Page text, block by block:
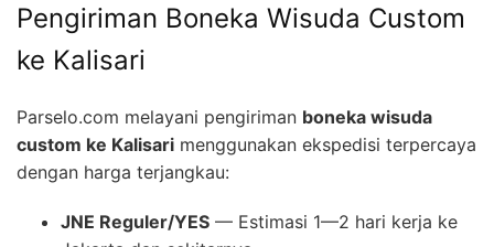
Pengiriman Boneka Wisuda Custom
ke Kalisari
Parselo.com melayani pengiriman boneka wisuda
custom ke Kalisari menggunakan ekspedisi terpercaya
dengan harga terjangkau:
JNE Reguler/YES — Estimasi 1—2 hari kerja ke